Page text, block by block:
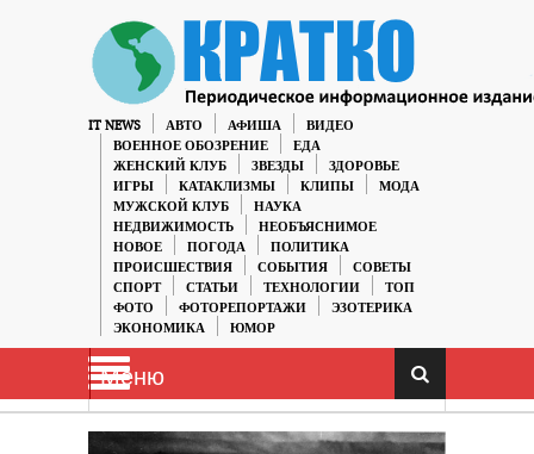
IT NEWS АВТО АФИША
ВИДЕО
ВОЕННОЕ ОБОЗРЕНИЕ
ЕДА
ЖЕНСКИЙ КЛУБ
ЗВЕЗДЫ
ЗДОРОВЬЕ
ИГРЫ
КАТАКЛИЗМЫ КЛИПЫ
МОДА
МУЖСКОЙ КЛУБ
НАУКА
НЕДВИЖИМОСТЬ
НЕОБЪЯСНИМОЕ
НОВОЕ
ПОГОДА
ПОЛИТИКА
ПРОИСШЕСТВИЯ
СОБЫТИЯ
СОВЕТЫ
СПОРТ
СТАТЬИ ТЕХНОЛОГИИ
ТОП
ФОТО
ФОТОРЕПОРТАЖИ
ЭЗОТЕРИКА
ЭКОНОМИКА
ЮМОР
Меню